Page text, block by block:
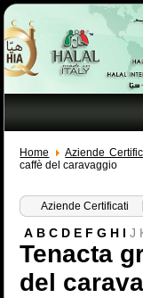
Home Aziende
caffè del caravaggio
Aziende Certificati
A B C D E F G H I J
Tenacta
del